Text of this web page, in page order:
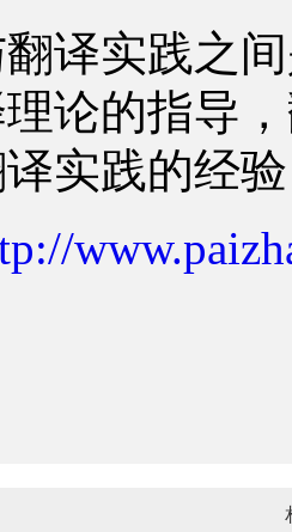
译实践之
论的指导
实践的经